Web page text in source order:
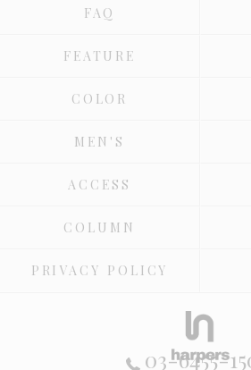
03-6455-
FAQ
FEATURE
COLOR
MEN'S
ACCESS
COLUMN
PRIVACY POLICY